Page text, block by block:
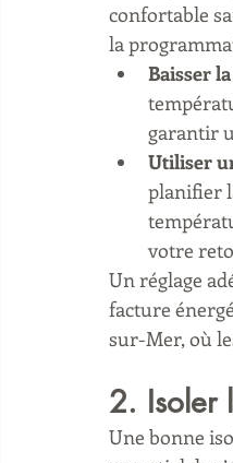
confortable
la
Baisser
garantir
Utiliser
planifier
votre
Un réglage
facture
sur-Mer, où
2. Isoler
Une bonne